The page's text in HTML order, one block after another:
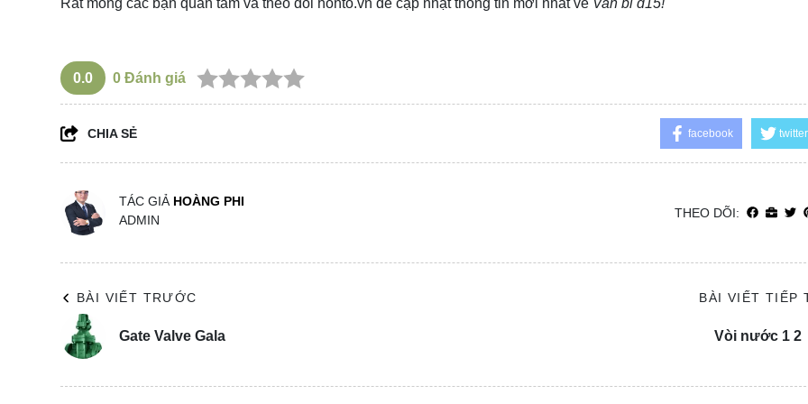
Rất mong các bạn quan tâm và theo dõi honto.vn để cập nhật thông tin mới nhất về Van bi d15!
0.0 0 Đánh giá
CHIA SẺ facebook twitter
TÁC GIẢ HOÀNG PHI
ADMIN
THEO DÕI:
BÀI VIẾT TRƯỚC
Gate Valve Gala
BÀI VIẾT TIẾP
Vòi nước 1 2